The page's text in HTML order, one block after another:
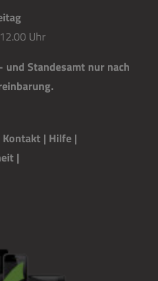
Uhr
und Standesamt nur nach
Kontakt | Hilfe |
|